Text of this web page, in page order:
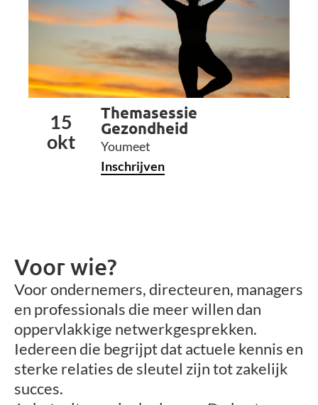
15
okt
Themasessie
Gezondheid
Youmeet
Inschrijven
Voor wie?
Voor ondernemers, directeuren, managers
en professionals die meer willen dan
oppervlakkige netwerkgesprekken.
Iedereen die begrijpt dat actuele kennis en
sterke relaties de sleutel zijn tot zakelijk
succes.